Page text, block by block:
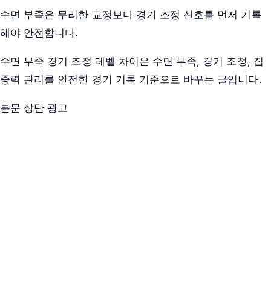
수면 부족은 무리한 교정보다 경기 조정 신호를 먼저 기록
해야 안전합니다.
수면 부족 경기 조정 레벨 차이은 수면 부족, 경기 조정, 집
중력 관리를 안전한 경기 기록 기준으로 바꾸는 글입니다.
본문 상단 광고